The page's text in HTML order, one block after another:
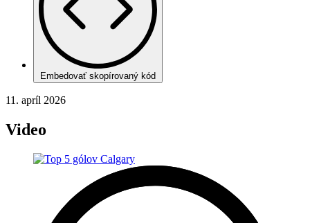
Embedovať skopírovaný kód
11. apríl 2026
Video